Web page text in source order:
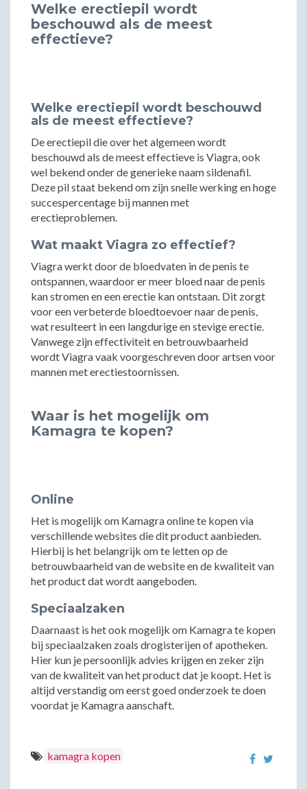
Welke erectiepil wordt
beschouwd als de meest
effectieve?
Welke erectiepil wordt beschouwd
als de meest effectieve?
De erectiepil die over het algemeen wordt
beschouwd als de meest effectieve is Viagra, ook
wel bekend onder de generieke naam sildenafil.
Deze pil staat bekend om zijn snelle werking en hoge
succespercentage bij mannen met
erectieproblemen.
Wat maakt Viagra zo effectief?
Viagra werkt door de bloedvaten in de penis te
ontspannen, waardoor er meer bloed naar de penis
kan stromen en een erectie kan ontstaan. Dit zorgt
voor een verbeterde bloedtoevoer naar de penis,
wat resulteert in een langdurige en stevige erectie.
Vanwege zijn effectiviteit en betrouwbaarheid
wordt Viagra vaak voorgeschreven door artsen voor
mannen met erectiestoornissen.
Waar is het mogelijk om
Kamagra te kopen?
Online
Het is mogelijk om Kamagra online te kopen via
verschillende websites die dit product aanbieden.
Hierbij is het belangrijk om te letten op de
betrouwbaarheid van de website en de kwaliteit van
het product dat wordt aangeboden.
Speciaalzaken
Daarnaast is het ook mogelijk om Kamagra te kopen
bij speciaalzaken zoals drogisterijen of apotheken.
Hier kun je persoonlijk advies krijgen en zeker zijn
van de kwaliteit van het product dat je koopt. Het is
altijd verstandig om eerst goed onderzoek te doen
voordat je Kamagra aanschaft.
kamagra kopen